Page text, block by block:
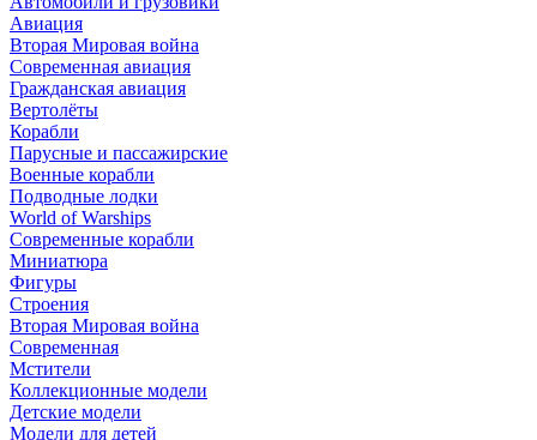
Авиация
Вторая Мировая война
Современная авиация
Гражданская авиация
Вертолёты
Корабли
Парусные и пассажирские
Военные корабли
Подводные лодки
World of Warships
Современные корабли
Миниатюра
Фигуры
Строения
Вторая Мировая война
Современная
Мстители
Коллекционные модели
Детские модели
Модели для детей